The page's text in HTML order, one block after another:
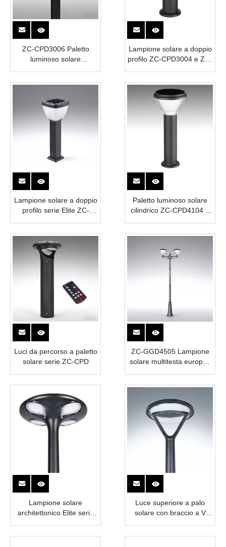
ZC-CPD3006 Paletto
luminoso solare
Lampione solare a doppio
profilo ZC-CPD3004 e ZC-
Lampione solare a doppio
profilo serie Elite ZC-
Paletto luminoso solare
cilindrico ZC-CPD4104 e
Luci da percorso a paletto
solare serie ZC-CPD
ZC-GGD4505 Lampione
solare multitesta europeo
Lampione solare
architettonico Elite serie
Luce superiore a palo
solare con braccio a V